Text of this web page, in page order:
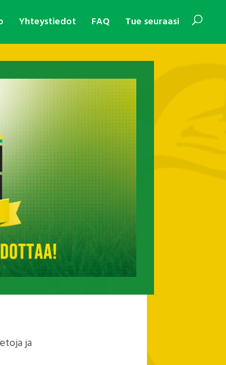
Yhteystiedot FAQ Tue seuraasi
ja